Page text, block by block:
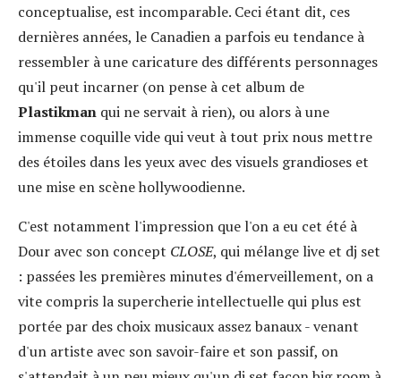
conceptualise, est incomparable. Ceci étant dit, ces
dernières années, le Canadien a parfois eu tendance à
ressembler à une caricature des différents personnages
qu'il peut incarner (on pense à cet album de
Plastikman qui ne servait à rien), ou alors à une
immense coquille vide qui veut à tout prix nous mettre
des étoiles dans les yeux avec des visuels grandioses et
une mise en scène hollywoodienne.
C'est notamment l'impression que l'on a eu cet été à
Dour avec son concept CLOSE, qui mélange live et dj set
: passées les premières minutes d'émerveillement, on a
vite compris la supercherie intellectuelle qui plus est
portée par des choix musicaux assez banaux - venant
d'un artiste avec son savoir-faire et son passif, on